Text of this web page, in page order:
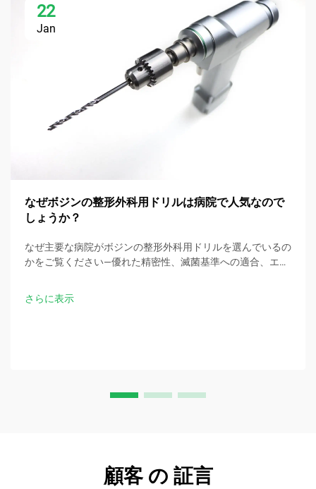
22
Jan
なぜボジンの整形外科用ドリルは病院で人気なので
しょうか？
なぜ主要な病院がボジンの整形外科用ドリルを選んでいるの
かをご覧ください—優れた精密性、滅菌基準への適合、エル
ぐ臨床仕様をお問い合わせください。
さらに表示
顧客 の 証言